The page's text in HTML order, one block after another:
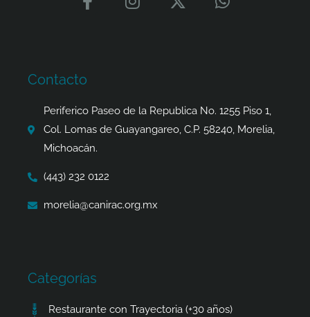
a
o
k
-
f
n
a
m
-
e
r
h
p
Contacto
Periferico Paseo de la Republica No. 1255 Piso 1,
Col. Lomas de Guayangareo, C.P. 58240, Morelia,
Michoacán.
(443) 232 0122
morelia@canirac.org.mx
Categorías
Restaurante con Trayectoria (+30 años)